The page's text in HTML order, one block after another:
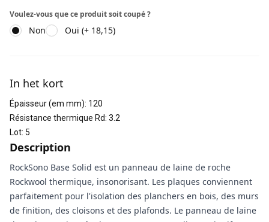
Voulez-vous que ce produit soit coupé ?
Non Oui (+ 18,15)
In het kort
Épaisseur (em mm): 120
Résistance thermique Rd: 3.2
Lot: 5
Description
RockSono Base Solid est un panneau de laine de roche
Rockwool thermique, insonorisant. Les plaques conviennent
parfaitement pour l'isolation des planchers en bois, des murs
de finition, des cloisons et des plafonds. Le panneau de laine